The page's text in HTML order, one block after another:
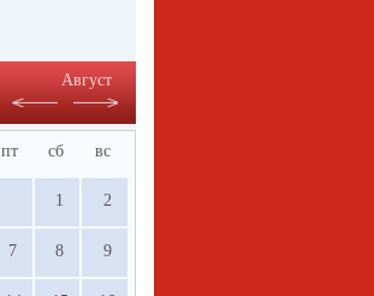
Август
пт сб вс
1 2
7 8 9